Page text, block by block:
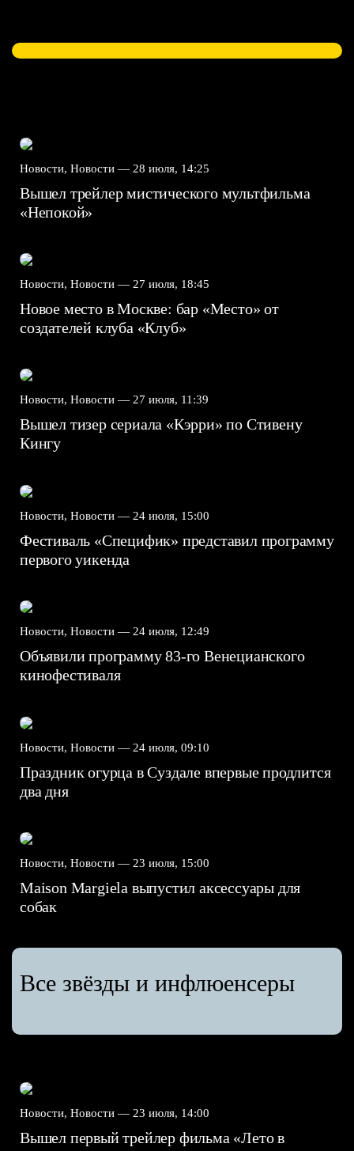
Новости, Новости — 28 июля, 14:25
Вышел трейлер мистического мультфильма
«Непокой»
Новости, Новости — 27 июля, 18:45
Новое место в Москве: бар «Место» от
создателей клуба «Клуб»
Новости, Новости — 27 июля, 11:39
Вышел тизер сериала «Кэрри» по Стивену
Кингу
Новости, Новости — 24 июля, 15:00
Фестиваль «Специфик» представил программу
первого уикенда
Новости, Новости — 24 июля, 12:49
Объявили программу 83-го Венецианского
кинофестиваля
Новости, Новости — 24 июля, 09:10
Праздник огурца в Суздале впервые продлится
два дня
Новости, Новости — 23 июля, 15:00
Maison Margiela выпустил аксессуары для
собак
Все звёзды и инфлюенсеры
Новости, Новости — 23 июля, 14:00
Вышел первый трейлер фильма «Лето в